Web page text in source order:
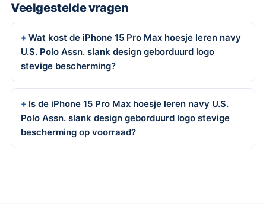
Veelgestelde vragen
Wat kost de iPhone 15 Pro Max hoesje leren navy
U.S. Polo Assn. slank design geborduurd logo
stevige bescherming?
Is de iPhone 15 Pro Max hoesje leren navy U.S.
Polo Assn. slank design geborduurd logo stevige
bescherming op voorraad?